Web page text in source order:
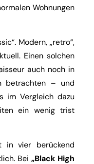
Wohnungen
Modern, „retro“,
Einen solchen
auch noch in
betrachten – und
im Vergleich dazu
ein wenig trist
in vier berückend
Bei „Black High